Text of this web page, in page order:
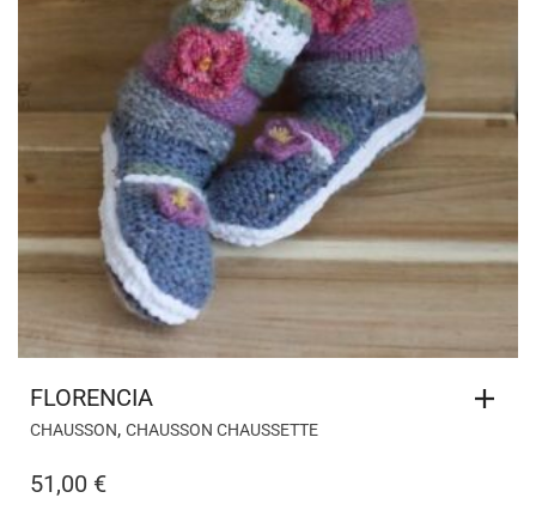
FLORENCIA
CHAUSSON, CHAUSSON CHAUSSETTE
51,00 €